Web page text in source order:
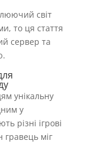
світ
то ця стаття
сервер та
унікальну
у
різні ігрові
міг